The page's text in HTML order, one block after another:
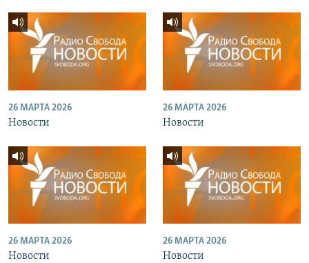
26 МАРТА 2026
Новости
26 МАРТА 2026
Новости
26 МАРТА 2026
Новости
26 МАРТА 2026
Новости